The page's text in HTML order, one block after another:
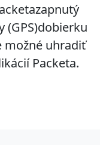
(GPS)dobierku
možné uhradiť
Packeta.